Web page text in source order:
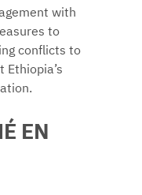
with
to
conflicts to
Ethiopia’s
EN